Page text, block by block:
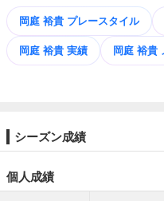
岡庭 裕貴 プレースタイル
岡庭 裕貴 実績 岡庭 裕貴
シーズン成績
個人成績